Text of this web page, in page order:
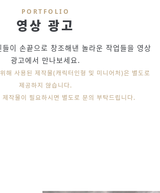
PORTFOLIO
영상 광고
이 손끝으로 창조해낸 놀라운 작업들을 영상
광고에서 만나보세요.
해 사용된 제작물(캐릭터인형 및 미니어처)은 별도로
제공하지 않습니다.
제작물이 필요하시면 별도로 문의 부탁드립니다.